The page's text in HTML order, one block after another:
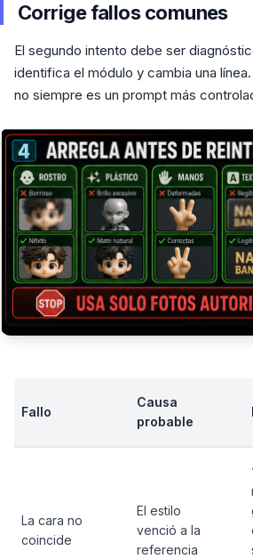
Corrige fallos comunes
El segundo intento debe ser
identifica el módulo y cambia una
no siempre es un prompt más
Fallo
Causa
probable
La cara no
coincide
El estilo
venció a la
referencia